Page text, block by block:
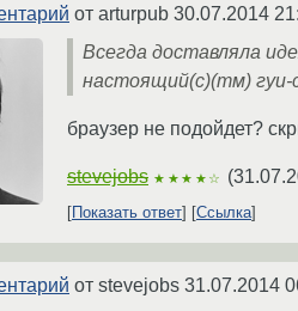
от arturpub 30.07.2014
Всегда доставляла
настоящий(с)(тм) гуи-
браузер не подойдет?
stevejobs ★★★★☆ (
Показать ответ Ссылка
от stevejobs 31.07.2014